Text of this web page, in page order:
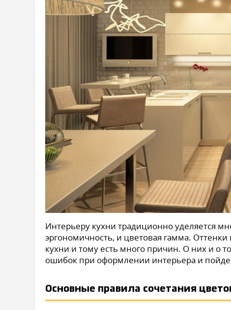
Интерьеру кухни традиционно уделяется
эргономичность, и цветовая гамма.
кухни и тому есть много причин. О них и о
ошибок при оформлении интерьера и
Основные правила сочетания